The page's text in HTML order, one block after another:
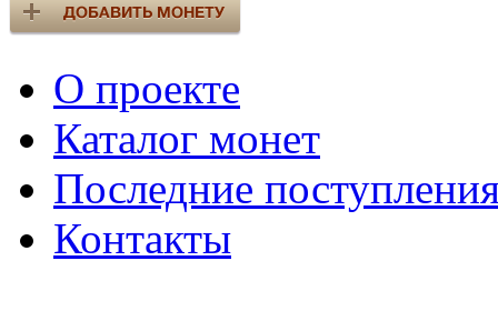
О проекте
Каталог монет
Последние
Контакты